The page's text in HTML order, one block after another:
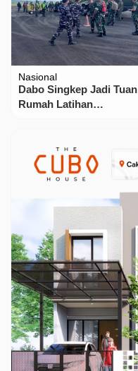
Nasional
Dabo Singkep Jadi Tuan
Rumah Latihan